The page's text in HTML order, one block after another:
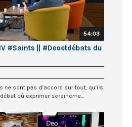
54:03
#Saints || #Deoetdébats du
ne sont pas d’accord sur tout, qu’ils
où exprimer sereineme...